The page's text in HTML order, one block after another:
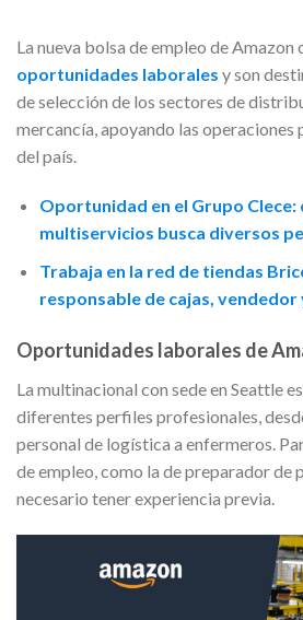
La nueva bolsa de empleo de Amazon
oportunidades laborales y son
de selección de los sectores de
mercancía, apoyando las
del país.
Oportunidad en el Grupo Clece:
multiservicios busca diversos
Trabaja en la red de tiendas
responsable de cajas, vendedor
Oportunidades laborales de
La multinacional con sede en Seattle
diferentes perfiles profesionales,
personal de logística a enfermeros.
de empleo, como la de preparador de
necesario tener experiencia previa.